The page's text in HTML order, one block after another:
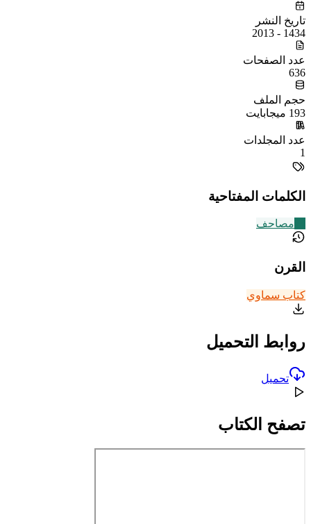
تاريخ النشر
1434 - 2013
عدد الصفحات
636
حجم الملف
193 ميجابايت
عدد المجلدات
1
الكلمات المفتاحية
مصاحف
القرن
كتاب سماوي
روابط التحميل
تحميل
تصفح الكتاب